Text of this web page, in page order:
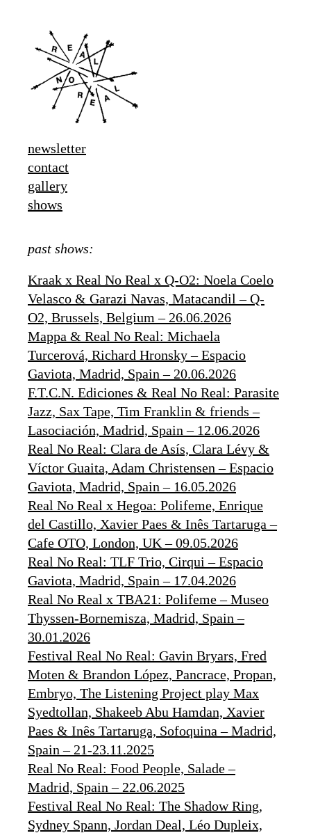
newsletter
contact
gallery
shows
past shows:
Kraak x Real No Real x Q-O2: Noela Coelo
Velasco & Garazi Navas, Matacandil – Q-
O2, Brussels, Belgium – 26.06.2026
Mappa & Real No Real: Michaela
Turcerová, Richard Hronsky – Espacio
Gaviota, Madrid, Spain – 20.06.2026
F.T.C.N. Ediciones & Real No Real: Parasite
Jazz, Sax Tape, Tim Franklin & friends –
Lasociación, Madrid, Spain – 12.06.2026
Real No Real: Clara de Asís, Clara Lévy &
Víctor Guaita, Adam Christensen – Espacio
Gaviota, Madrid, Spain – 16.05.2026
Real No Real x Hegoa: Polifeme, Enrique
del Castillo, Xavier Paes & Inês Tartaruga –
Cafe OTO, London, UK – 09.05.2026
Real No Real: TLF Trio, Cirqui – Espacio
Gaviota, Madrid, Spain – 17.04.2026
Real No Real x TBA21: Polifeme – Museo
Thyssen-Bornemisza, Madrid, Spain –
30.01.2026
Festival Real No Real: Gavin Bryars, Fred
Moten & Brandon López, Pancrace, Propan,
Embryo, The Listening Project play Max
Syedtollan, Shakeeb Abu Hamdan, Xavier
Paes & Inês Tartaruga, Sofoquina – Madrid,
Spain – 21-23.11.2025
Real No Real: Food People, Salade –
Madrid, Spain – 22.06.2025
Festival Real No Real: The Shadow Ring,
Sydney Spann, Jordan Deal, Léo Dupleix,